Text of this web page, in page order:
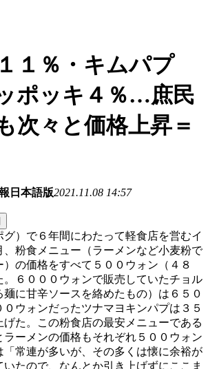
１％・キムパプ
ポッキ４％…庶民
次々と価格上昇＝
日本語版2021.11.08 14:57
グ）で６年間にわたって軽食店を営むイ
、粉食メニュー（ラーメンなど小麦粉で
の価格をすべて５００ウォン（４８
。６０００ウォンで販売していたチョル
麺に甘辛ソースを絡めたもの）は６５０
０ウォンだったツナマヨキンパプは３５
げた。この粉食店の最安メニューである
ラーメンの価格もそれぞれ５００ウォン
「常連が多いが、その多くは懐に余裕が
たので、なんとか引き上げずにここま